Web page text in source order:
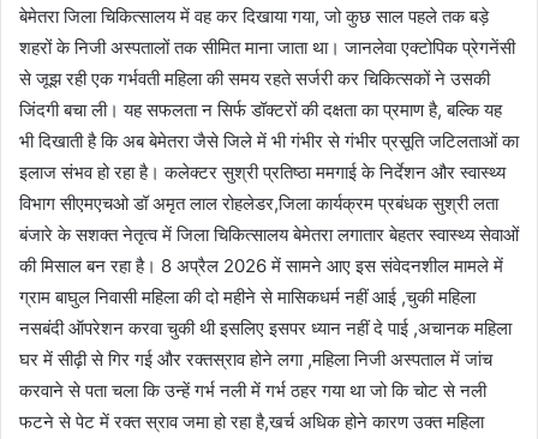
बेमेतरा जिला चिकित्सालय में वह कर दिखाया गया, जो कुछ साल पहले तक बड़े
शहरों के निजी अस्पतालों तक सीमित माना जाता था। जानलेवा एक्टोपिक प्रेगनेंसी
से जूझ रही एक गर्भवती महिला की समय रहते सर्जरी कर चिकित्सकों ने उसकी
जिंदगी बचा ली। यह सफलता न सिर्फ डॉक्टरों की दक्षता का प्रमाण है, बल्कि यह
भी दिखाती है कि अब बेमेतरा जैसे जिले में भी गंभीर से गंभीर प्रसूति जटिलताओं का
इलाज संभव हो रहा है। कलेक्टर सुश्री प्रतिष्ठा ममगाई के निर्देशन और स्वास्थ्य
विभाग सीएमएचओ डॉ अमृत लाल रोहलेडर,जिला कार्यक्रम प्रबंधक सुश्री लता
बंजारे के सशक्त नेतृत्व में जिला चिकित्सालय बेमेतरा लगातार बेहतर स्वास्थ्य सेवाओं
की मिसाल बन रहा है। 8 अप्रैल 2026 में सामने आए इस संवेदनशील मामले में
ग्राम बाघुल निवासी महिला की दो महीने से मासिकधर्म नहीं आई ,चुकी महिला
नसबंदी ऑपरेशन करवा चुकी थी इसलिए इसपर ध्यान नहीं दे पाई ,अचानक महिला
घर में सीढ़ी से गिर गई और रक्तस्राव होने लगा ,महिला निजी अस्पताल में जांच
करवाने से पता चला कि उन्हें गर्भ नली में गर्भ ठहर गया था जो कि चोट से नली
फटने से पेट में रक्त स्राव जमा हो रहा है,खर्च अधिक होने कारण उक्त महिला